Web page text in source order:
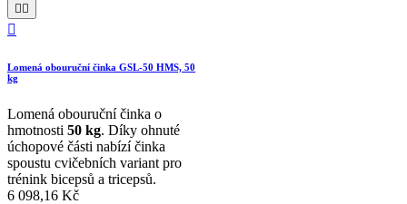
 

Lomená obouruční činka GSL-50 HMS, 50
kg
Lomená obouruční činka o
hmotnosti 50 kg. Díky ohnuté
úchopové části nabízí činka
spoustu cvičebních variant pro
trénink bicepsů a tricepsů.
6 098,16 Kč